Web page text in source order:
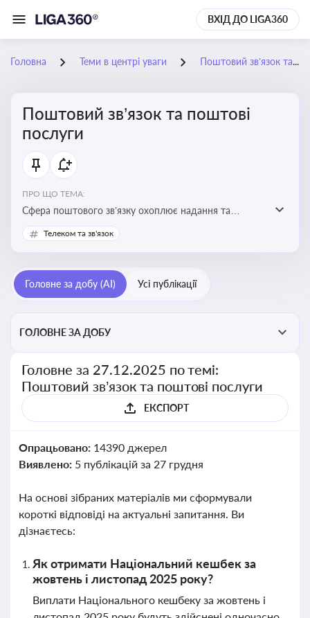
ВХІД ДО LIGA360
Головна Теми в центрі уваги Поштовий зв’язок та поштові послуги
Поштовий зв’язок та поштові
послуги
ПРО ЩО ТЕМА:
Сфера поштового зв’язку охоплює надання та
контроль послуг поштового обслуговування, що
регулюється спеціальним законодавством. Для
ліцензійних умов, участі в державних реєстрах і
забезпечення прав споживачів.
Телеком та зв'язок
Головне за добу (AI) Усі публікації
ГОЛОВНЕ ЗА ДОБУ
Головне за 27.12.2025 по темі:
Поштовий зв’язок та поштові послуги
ЕКСПОРТ
Опрацьовано: 14390 джерел
Виявлено: 5 публікацій за 27 грудня
На основі зібраних матеріалів ми сформували
короткі відповіді на актуальні запитання. Ви
дізнаєтесь:
Як отримати Національний кешбек за
жовтень і листопад 2025 року?
Виплати Національного кешбеку за жовтень і